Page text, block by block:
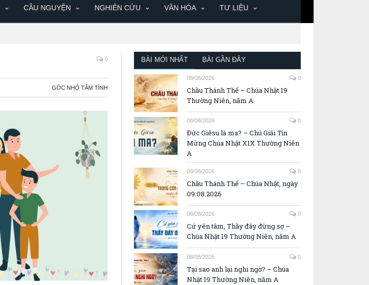
CẦU NGUYỆN NGHIÊN CỨU VĂN HÓA TƯ LIỆU
0
GÓC NHỎ TÂM TÌNH
BÀI MỚI NHẤT BÀI GẦN ĐÂY
08/08/2026 0
Chầu Thánh Thể – Chúa Nhật 19
Thường Niên, năm A
08/08/2026 0
Đức Giêsu là ma? – Chú Giải Tin
Mừng Chúa Nhật XIX Thường Niên
A
08/08/2026 0
Chầu Thánh Thể – Chúa Nhật, ngày
09.08.2026
08/08/2026 0
Cứ yên tâm, Thầy đây đừng sợ –
Chúa Nhật 19 Thường Niên, năm A
08/08/2026 0
Tại sao anh lại nghi ngờ? – Chúa
Nhật 19 Thường Niên, năm A